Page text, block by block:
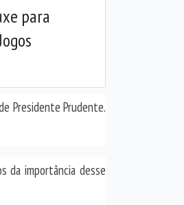
para
Presidente Prudente.
da importância desse